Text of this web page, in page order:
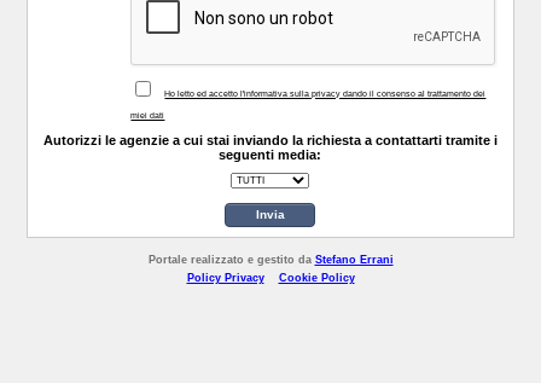
Ho letto ed accetto l'informativa sulla privacy dando il consenso al trattamento dei
miei dati
Autorizzi le agenzie a cui stai inviando la richiesta a contattarti tramite i
seguenti media:
Invia
Portale realizzato e gestito da Stefano Errani
Policy Privacy
Cookie Policy